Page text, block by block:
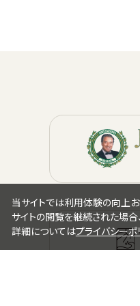
当サイトでは利用体験の向上お
サイトの閲覧を継続された場合
詳細についてはプライバシーポ